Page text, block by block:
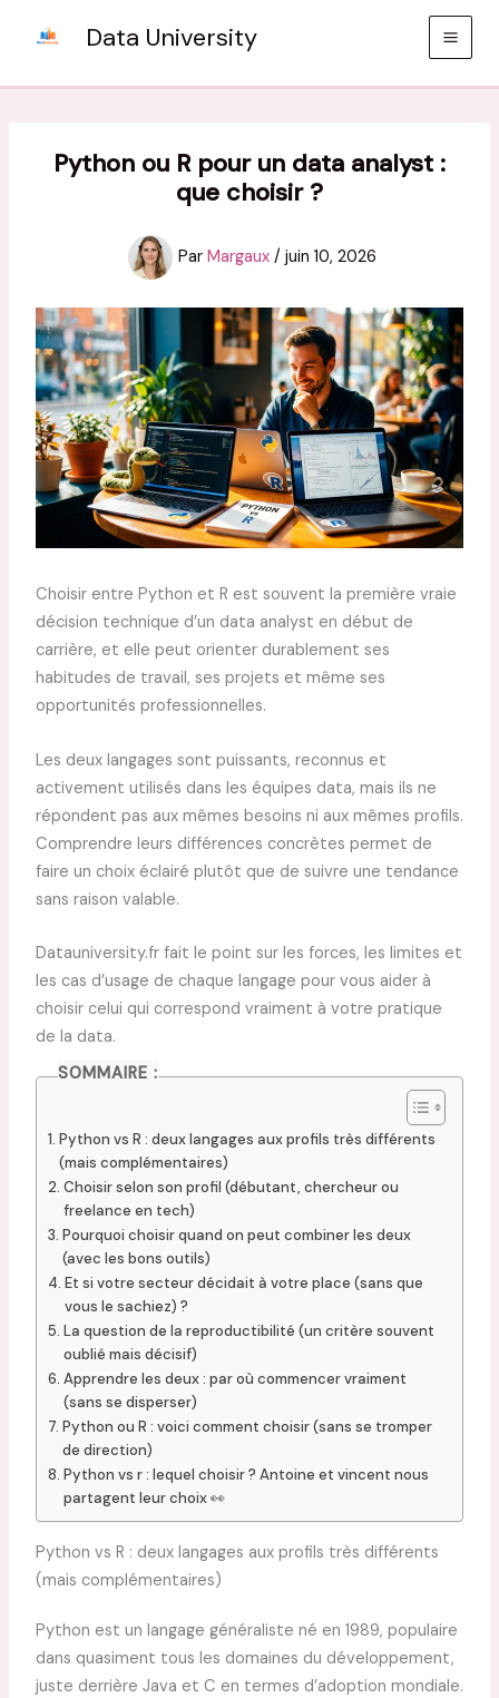
Data University
Python ou R pour un data analyst :
que choisir ?
Par Margaux / juin 10, 2026
Choisir entre Python et R est souvent la première vraie
décision technique d’un data analyst en début de
carrière, et elle peut orienter durablement ses
habitudes de travail, ses projets et même ses
opportunités professionnelles.
Les deux langages sont puissants, reconnus et
activement utilisés dans les équipes data, mais ils ne
répondent pas aux mêmes besoins ni aux mêmes profils.
Comprendre leurs différences concrètes permet de
faire un choix éclairé plutôt que de suivre une tendance
sans raison valable.
Datauniversity.fr fait le point sur les forces, les limites et
les cas d’usage de chaque langage pour vous aider à
choisir celui qui correspond vraiment à votre pratique
de la data.
SOMMAIRE :
Python vs R : deux langages aux profils très différents
(mais complémentaires)
Choisir selon son profil (débutant, chercheur ou
freelance en tech)
Pourquoi choisir quand on peut combiner les deux
(avec les bons outils)
Et si votre secteur décidait à votre place (sans que
vous le sachiez) ?
La question de la reproductibilité (un critère souvent
oublié mais décisif)
Apprendre les deux : par où commencer vraiment
(sans se disperser)
Python ou R : voici comment choisir (sans se tromper
de direction)
Python vs r : lequel choisir ? Antoine et vincent nous
partagent leur choix 👀
Python vs R : deux langages aux profils très différents
(mais complémentaires)
Python est un langage généraliste né en 1989, populaire
dans quasiment tous les domaines du développement,
juste derrière Java et C en termes d’adoption mondiale.